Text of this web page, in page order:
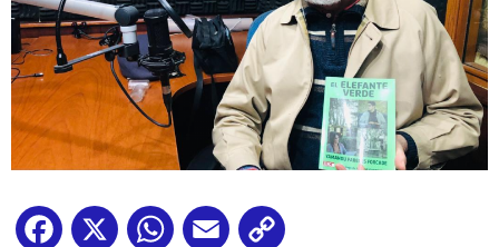
Facebook
X WhatsApp
Email